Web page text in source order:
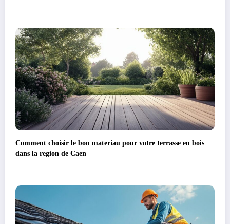
Comment choisir le bon materiau pour votre terrasse en bois
dans la region de Caen